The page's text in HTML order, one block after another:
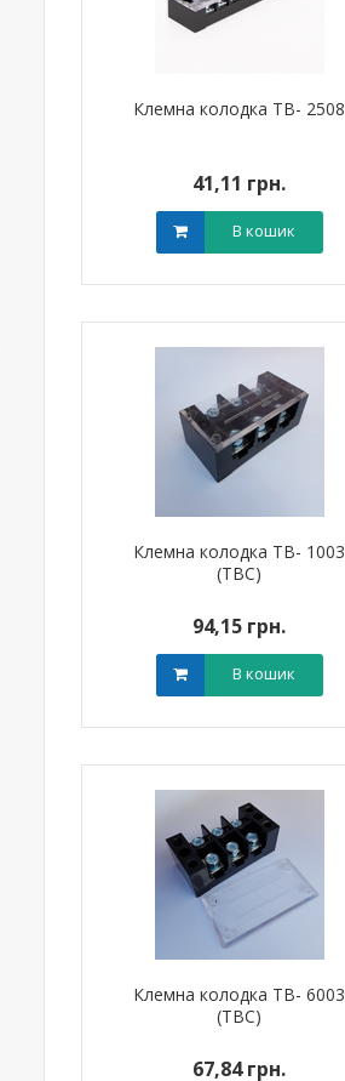
Клемна колодка TB- 2508
41,11 грн.
В кошик
Клемна колодка TB- 1003
(TBC)
94,15 грн.
В кошик
Клемна колодка TB- 6003
(TBC)
67,84 грн.